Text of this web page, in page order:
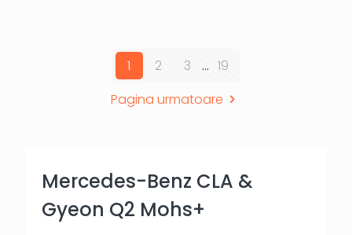
1 2 3 ... 19
Pagina urmatoare
Mercedes-Benz CLA &
Gyeon Q2 Mohs+